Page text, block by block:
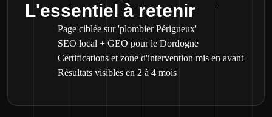
L'essentiel à retenir
Page ciblée sur 'plombier Périgueux'
SEO local + GEO pour le Dordogne
Certifications et zone d'intervention mis en avant
Résultats visibles en 2 à 4 mois